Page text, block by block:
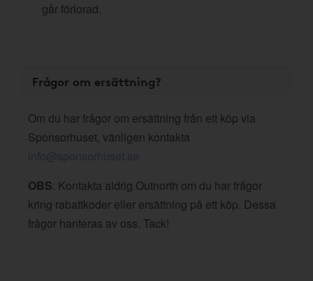
går förlorad.
Frågor om ersättning?
Om du har frågor om ersättning från ett köp via
Sponsorhuset, vänligen kontakta
info@sponsorhuset.se
OBS: Kontakta aldrig Outnorth om du har frågor
kring rabattkoder eller ersättning på ett köp. Dessa
frågor hanteras av oss. Tack!